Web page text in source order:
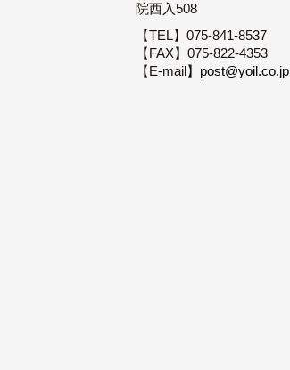
院西入508
【TEL】075-841-8537
【FAX】075-822-4353
【E-mail】 post@yoil.co.jp